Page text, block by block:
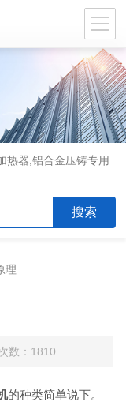
热器,铝合金压铸专用
理
数：1810
的种类简单说下。